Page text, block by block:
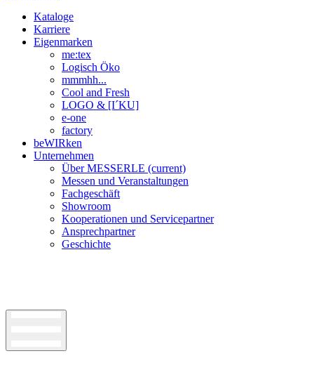
Kataloge
Karriere
Eigenmarken
me:tex
Logisch Öko
mmmhh...
Cool and Fresh
LOGO & [I´KU]
e-one
factory
beWIRken
Unternehmen
Über MESSERLE (current)
Messen und Veranstaltungen
Fachgeschäft
Showroom
Kooperationen und Servicepartner
Ansprechpartner
Geschichte